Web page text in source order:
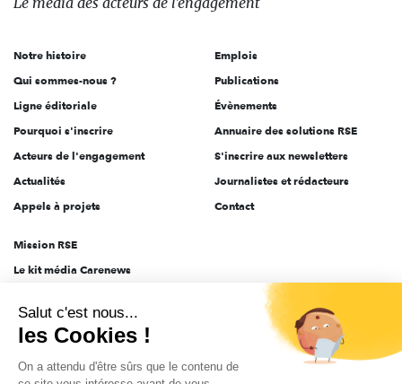
l'engagement
Notre histoire
Qui sommes-nous ?
Ligne éditoriale
Pourquoi s'inscrire
Acteurs de l'engagement
Actualités
Appels à projets
Emplois
Publications
Évènements
Annuaire des solutions RSE
S'inscrire aux newsletters
Journalistes et rédacteurs
Contact
Mission RSE
Le kit média Carenews
AEF info
Novethic
PRODURABLE
Salut c'est nous...
les Cookies !
On a attendu d'être sûrs que le contenu de